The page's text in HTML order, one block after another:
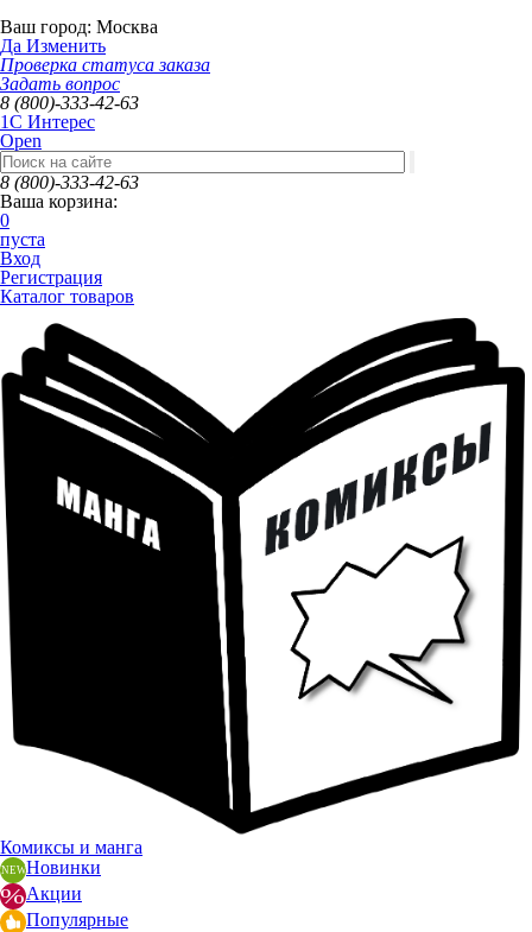
Ваш город: Москва
Да Изменить
Проверка статуса заказа
Задать вопрос
8 (800)-333-42-63
1C Интерес
Open
8 (800)-333-42-63
Ваша корзина:
0
пуста
Вход
Регистрация
Каталог товаров
Комиксы и манга
Новинки
Акции
Популярные